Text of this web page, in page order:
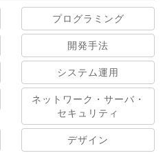
プログラミング
開発手法
システム運用
ネットワーク・サーバ・
セキュリティ
デザイン